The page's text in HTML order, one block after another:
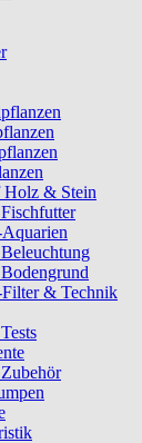
Holz & Stein
Filter & Technik